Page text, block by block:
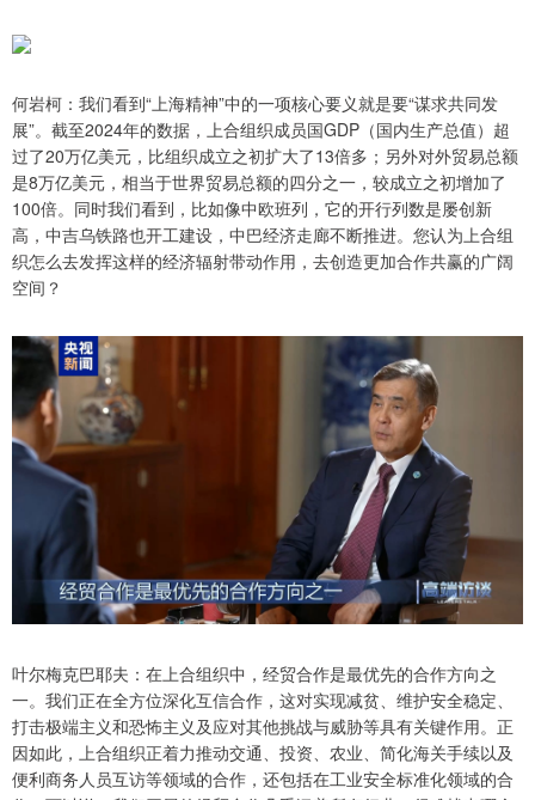
何岩柯：我们看到“上海精神”中的一项核心要义就是要“谋求共同发
展”。截至2024年的数据，上合组织成员国GDP（国内生产总值）超
过了20万亿美元，比组织成立之初扩大了13倍多；另外对外贸易总额
是8万亿美元，相当于世界贸易总额的四分之一，较成立之初增加了
100倍。同时我们看到，比如像中欧班列，它的开行列数是屡创新
高，中吉乌铁路也开工建设，中巴经济走廊不断推进。您认为上合组
织怎么去发挥这样的经济辐射带动作用，去创造更加合作共赢的广阔
空间？
叶尔梅克巴耶夫：在上合组织中，经贸合作是最优先的合作方向之
一。我们正在全方位深化互信合作，这对实现减贫、维护安全稳定、
打击极端主义和恐怖主义及应对其他挑战与威胁等具有关键作用。正
因如此，上合组织正着力推动交通、投资、农业、简化海关手续以及
便利商务人员互访等领域的合作，还包括在工业安全标准化领域的合